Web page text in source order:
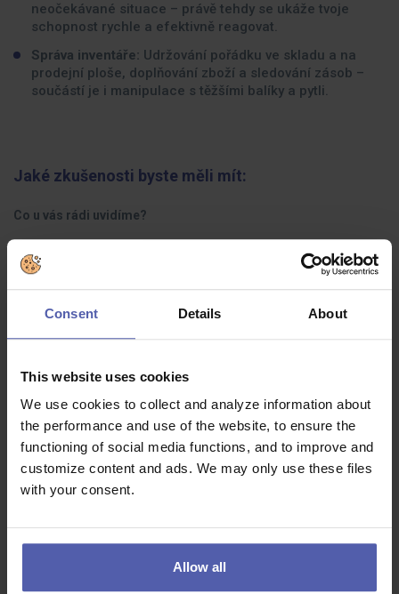
Consent Details About
This website uses cookies
We use cookies to collect and analyze information about
the performance and use of the website, to ensure the
functioning of social media functions, and to improve and
customize content and ads. We may only use these files
with your consent.
Allow all
neočekávané situace – právě tehdy se ukáže tvoje
schopnost rychle a efektivně reagovat.
Správa inventáře: Udržování pořádku ve skladu a na
prodejní ploše, doplňování zboží a sledování zásob –
součástí je i manipulace s těžšími balíky a pytli.
Jaké zkušenosti byste měli mít:
Co u vás rádi uvidíme?
Přátelské a vstřícné vystupování – rádi pomáháte a
poradíte, když je třeba.
Aktivní a pozitivní přístup k řešení každodenních situací.
provaz s týmem.
Co dostanete na oplátku:
Stabilní práce v příjemném prostředí.
Směny většinou po 11 hodinách s pravidelným režimem.